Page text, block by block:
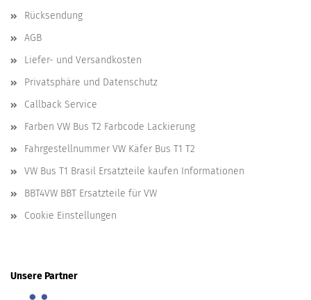
Rücksendung
AGB
Liefer- und Versandkosten
Privatsphäre und Datenschutz
Callback Service
Farben VW Bus T2 Farbcode Lackierung
Fahrgestellnummer VW Käfer Bus T1 T2
VW Bus T1 Brasil Ersatzteile kaufen Informationen
BBT4VW BBT Ersatzteile für VW
Cookie Einstellungen
Unsere Partner